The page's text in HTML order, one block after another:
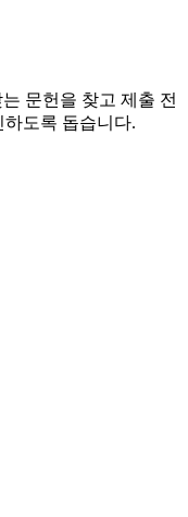
문헌을 찾고 제출 전
도록 돕습니다.